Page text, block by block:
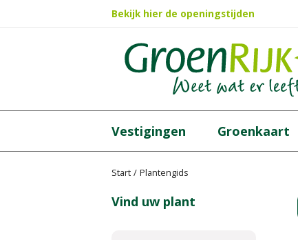
Start Plantengids
Bekijk hier de openingstijden
Vestigingen Groenkaart
Vind uw plant